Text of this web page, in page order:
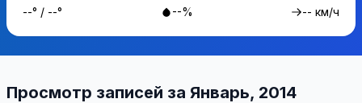
--° / --° --% -- км/ч
Просмотр записей за Январь, 2014